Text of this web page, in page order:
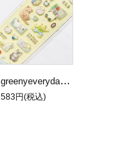
greenyeveryday PETステッカー lazy cat
583円(税込)